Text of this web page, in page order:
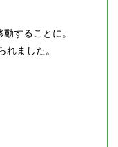
することに。
ました。